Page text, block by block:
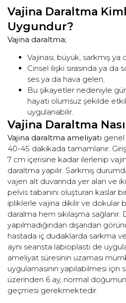
Vajina Daraltma
Uygundur?
Vajina daraltma;
Vajinası, büyük, sarkmış
Cinsel ilişki sırasında ya da
ses ya da hava gelen,
Bu şikayetler nedeniyle
hayatı olumsuz şekilde
uygulanabilir.
Vajina Daraltma
Vajina daraltma ameliyatı genel
40-45 dakikada tamamlanır.
7 cm içerisine kadar ilerlenip
daraltma yapılır. Sarkmış
vajen alt duvarında yer alan ve
pelvis tabanını oluşturan kaslar
ipliklerle vajina dikilir ve dokular
daralma hem sıkılaşma
yapılmadığından dışarıdan
hastada iç dudaklarda sarkma
aynı seansta labioplasti de
ameliyat süresinin uzaması
uygulamasının yapılabilmesi
üzerinden 6 ay, normal
geçmesi gerekmektedir.